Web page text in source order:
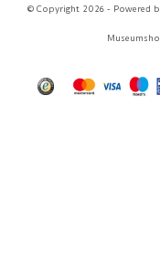
© Copyright 2026 - Powered